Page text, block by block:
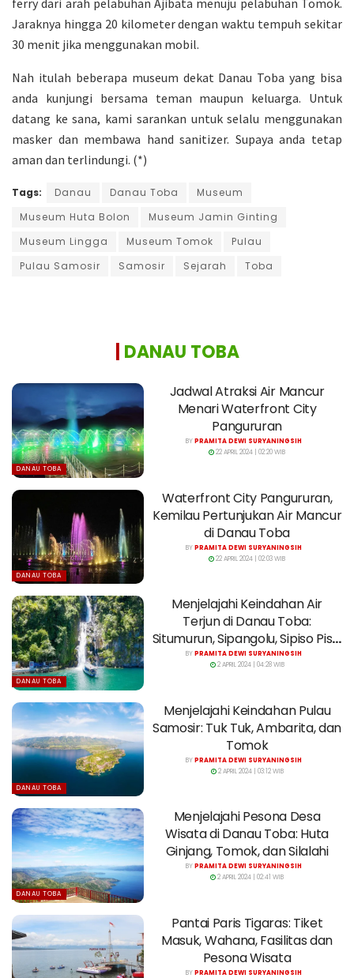
Jaraknya hingga 20 kilometer dengan waktu tempuh sekitar
30 menit jika menggunakan mobil.
Nah itulah beberapa museum dekat Danau Toba yang bisa
anda kunjungi bersama teman maupun keluarga. Untuk
datang ke sana, kami sarankan untuk selalu menggunakan
masker dan membawa hand sanitizer. Supaya anda tetap
aman dan terlindungi. (*)
Tags: Danau Danau Toba
Museum
Museum Huta Bolon
Museum Jamin Ginting
Museum Lingga
Museum Tomok
Pulau
Pulau Samosir
Samosir Sejarah Toba
DANAU TOBA
DANAU TOBA
Jadwal Atraksi Air Mancur
Menari Waterfront City
Pangururan
BYPRAMITA DEWI SURYANINGSIH
22 APRIL 2024 | 02:20 WIB
DANAU TOBA
Waterfront City Pangururan,
Kemilau Pertunjukan Air Mancur
di Danau Toba
BYPRAMITA DEWI SURYANINGSIH
22 APRIL 2024 | 02:03 WIB
DANAU TOBA
Menjelajahi Keindahan Air
Terjun di Danau Toba:
Situmurun, Sipangolu, Sipiso Piso,
dan Janji
BYPRAMITA DEWI SURYANINGSIH
2 APRIL 2024 | 04:28 WIB
DANAU TOBA
Menjelajahi Keindahan Pulau
Samosir: Tuk Tuk, Ambarita, dan
Tomok
BYPRAMITA DEWI SURYANINGSIH
2 APRIL 2024 | 03:12 WIB
DANAU TOBA
Menjelajahi Pesona Desa
Wisata di Danau Toba: Huta
Ginjang, Tomok, dan Silalahi
BYPRAMITA DEWI SURYANINGSIH
2 APRIL 2024 | 02:41 WIB
Pantai Paris Tigaras: Tiket
Masuk, Wahana, Fasilitas dan
Pesona Wisata
BYPRAMITA DEWI SURYANINGSIH